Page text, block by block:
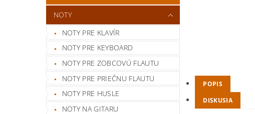
NOTY
NOTY PRE KLAVÍR
NOTY PRE KEYBOARD
NOTY PRE ZOBCOVÚ FLAUTU
NOTY PRE PRIEČNU FLAUTU
NOTY PRE HUSLE
NOTY NA GITARU
POPIS
DISKUSIA